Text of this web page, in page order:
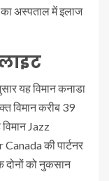
का अस्पताल में इलाज
यह विमान कनाडा
विमान करीब 39
Jazz
Canada की पार्टनर
को नुकसान